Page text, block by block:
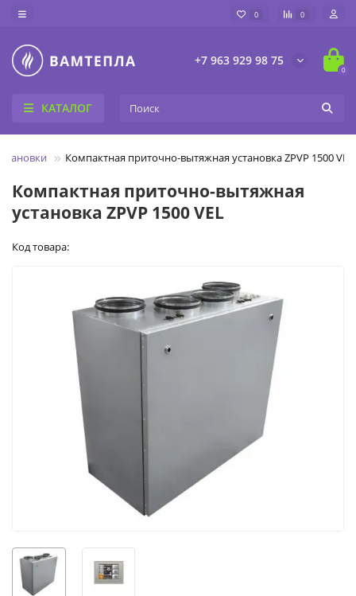
0 0
+7 963 929 98 75
0
КАТАЛОГ
Компактная приточно-вытяжная установка ZPVP 1500 VEL
Компактная приточно-вытяжная
установка ZPVP 1500 VEL
Код товара: